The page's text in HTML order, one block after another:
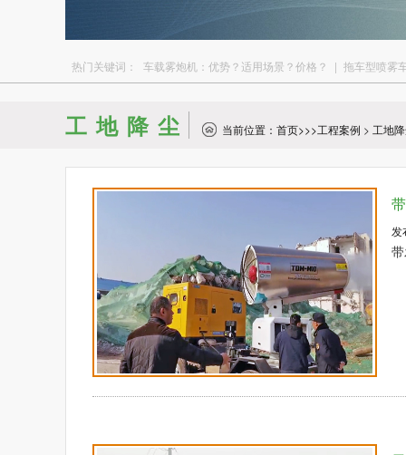
热门关键词： 车载雾炮机：优势？适用场景？价格？ | 拖车型喷雾
工地降尘 当前位置： 首页>>>工程案例 > 工地
发